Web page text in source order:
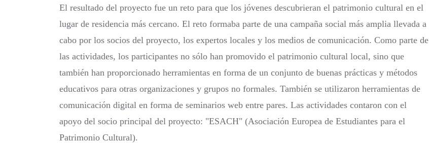
El resultado del proyecto fue un reto para que los jóvenes descubrieran el patrimonio cultural en el
lugar de residencia más cercano. El reto formaba parte de una campaña social más amplia llevada a
cabo por los socios del proyecto, los expertos locales y los medios de comunicación. Como parte de
las actividades, los participantes no sólo han promovido el patrimonio cultural local, sino que
también han proporcionado herramientas en forma de un conjunto de buenas prácticas y métodos
educativos para otras organizaciones y grupos no formales. También se utilizaron herramientas de
comunicación digital en forma de seminarios web entre pares. Las actividades contaron con el
apoyo del socio principal del proyecto: "ESACH" (Asociación Europea de Estudiantes para el
Patrimonio Cultural).